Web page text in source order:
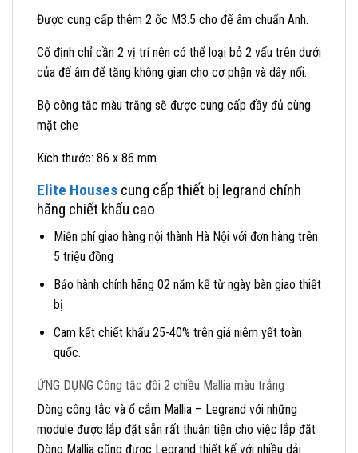
Được cung cấp thêm 2 ốc M3.5 cho đế âm chuẩn Anh.
Cố định chỉ cần 2 vị trí nên có thể loại bỏ 2 vấu trên dưới
của đế âm để tăng không gian cho cơ phận và dây nối.
Bộ công tắc màu trắng sẽ được cung cấp đầy đủ cùng
mặt che
Kích thước: 86 x 86 mm
Elite Houses cung cấp thiết bị legrand chính
hãng chiết khấu cao
Miễn phí giao hàng nội thành Hà Nội với đơn hàng trên
5 triệu đồng
Bảo hành chính hãng 02 năm kể từ ngày bàn giao thiết
bị
Cam kết chiết khấu 25-40% trên giá niêm yết toàn
quốc.
ỨNG DỤNG Công tắc đôi 2 chiều Mallia màu trắng
Dòng công tắc và ổ cắm Mallia – Legrand với những
module được lắp đặt sẵn rất thuận tiện cho việc lắp đặt
Dòng Mallia cũng được Legrand thiết kế với nhiều dải